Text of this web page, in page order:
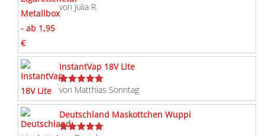
Bewertet
mit
von Julia R.
InstantVap 18V Lite
Bewertet
von Matthias Sonntag
Deutschland Maskottchen Wuppi